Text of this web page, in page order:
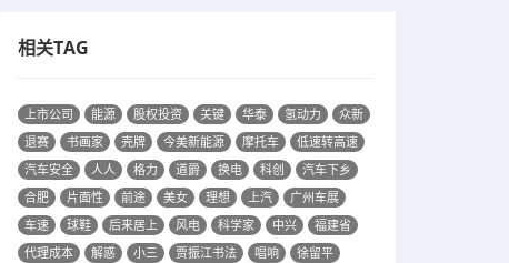
相关TAG
上市公司 能源 股权投资 关键 华泰 氢动力
众新
退赛
书画家 壳牌 今美新能源 摩托车
低速转高速
汽车安全
人人 格力 道爵 换电 科创
汽车下乡
合肥
片面性 前途 美女 理想 上汽
广州车展
车速
球鞋 后来居上 风电 科学家 中兴
福建省
代理成本
解惑 小三 贾振江书法 唱响 徐留平